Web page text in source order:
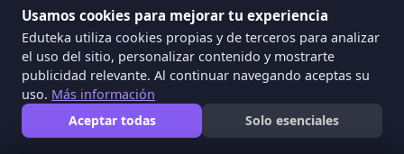
información (ideas
principales y
secundarias) y los
consideró
pertinentes y
Usamos cookies para mejorar tu experiencia
Eduteka utiliza cookies propias y de terceros para analizar
el uso del sitio, personalizar contenido y mostrarte
publicidad relevante. Al continuar navegando aceptas su
uso. Más información
Aceptar todas
Solo esenciales